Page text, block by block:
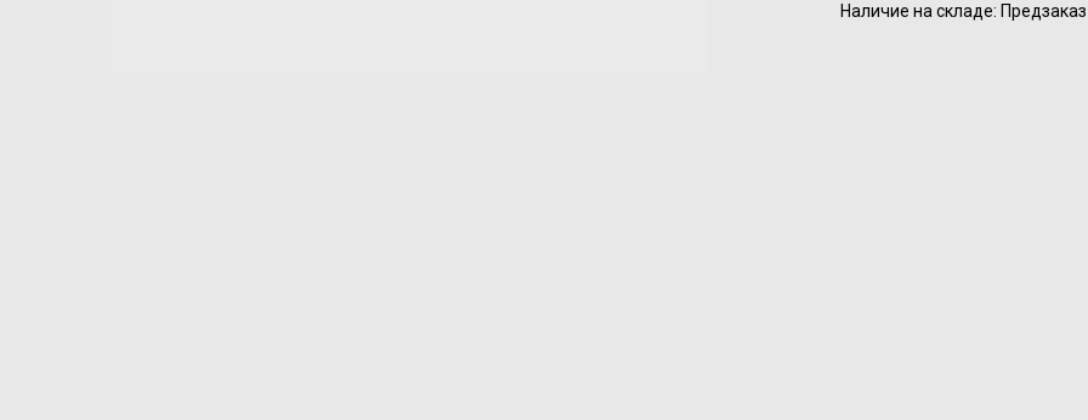
Наличие на складе: Предзаказ